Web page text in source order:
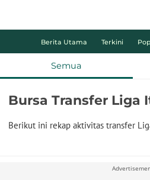
Berita Utama Terkini
Semua
Bursa Transfer Liga
Berikut ini rekap aktivitas transfer